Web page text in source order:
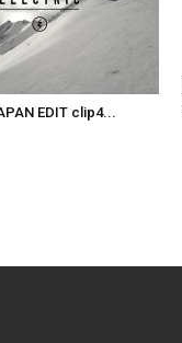
EDIT clip4...